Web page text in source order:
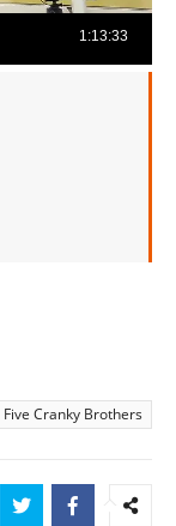
Five Cranky Brothers